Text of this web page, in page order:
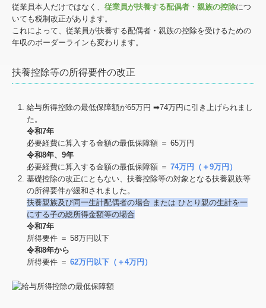
従業員本人だけではなく、 従業員が扶養する配偶者・親族の控除につ
いても税制改正があります。
これによって、従業員が扶養する配偶者・親族の控除を受けるための
年収のボーダーラインも変わります。
扶養控除等の所得要件の改正
給与所得控除の最低保障額が65万円 ➡74万円に引き上げられまし
た。
令和7年
必要経費に算入する金額の最低保障額 ＝ 65万円
令和8年、9年
必要経費に算入する金額の最低保障額 ＝ 74万円（＋9万円）
基礎控除の改正にともない、扶養控除等の対象となる扶養親族等
の所得要件が緩和されました。
扶養親族及び同⼀⽣計配偶者の場合 または ひとり親の⽣計を⼀
にする⼦の総所得⾦額等の場合
令和7年
所得要件 ＝ 58万円以下
令和8年から
所得要件 ＝ 62万円以下（＋4万円）